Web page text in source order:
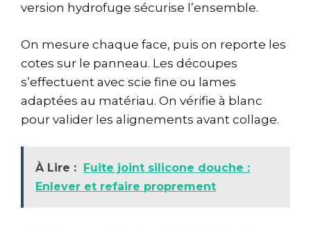
version hydrofuge sécurise l’ensemble.
On mesure chaque face, puis on reporte les
cotes sur le panneau. Les découpes
s’effectuent avec scie fine ou lames
adaptées au matériau. On vérifie à blanc
pour valider les alignements avant collage.
À Lire :
Fuite joint silicone douche :
Enlever et refaire proprement